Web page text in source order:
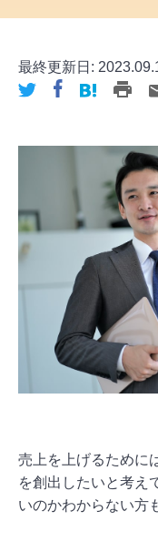
最終更新日:
売上を上げるために
を創出したいと考え
いのかわからない方